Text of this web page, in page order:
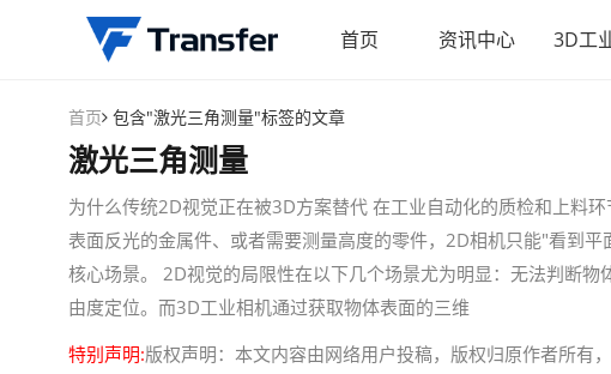
首页 资讯中心 3D工
首页 包含"激光三角测量"标签的文章
激光三角测量
为什么传统2D视觉正在被3D方案替代 在工业自动化的质检和上料
表面反光的金属件、或者需要测量高度的零件，2D相机只能"看到
核心场景。 2D视觉的局限性在以下几个场景尤为明显：无法判断
由度定位。而3D工业相机通过获取物体表面的三维
特别声明:版权声明：本文内容由网络用户投稿，版权归原作者所有